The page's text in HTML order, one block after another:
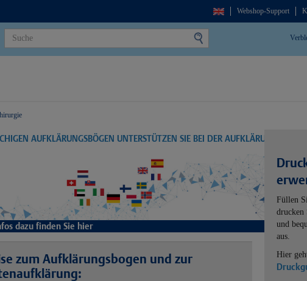
Webshop-Support
AUFKLÄRUNGSBÖGEN UNTERSTÜTZEN SIE BEI DER AUFKLÄRUNG
dazu finden Sie hier
zum Aufklärungsbogen und zur
Füllen
drucken
und
aus.
Hier